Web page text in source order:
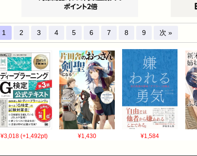
1 2 3 4 5 6 7 8 9 次 »
¥3,018 (+1,492pt) ¥1,430 ¥1,584